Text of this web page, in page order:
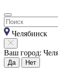
Челябинск
Ваш город:
Да Нет